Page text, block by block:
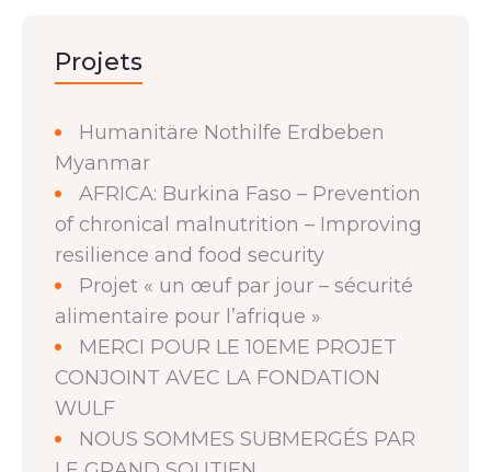
Projets
Humanitäre Nothilfe Erdbeben
Myanmar
AFRICA: Burkina Faso – Prevention
of chronical malnutrition – Improving
resilience and food security
Projet « un œuf par jour – sécurité
alimentaire pour l’afrique »
MERCI POUR LE 10EME PROJET
CONJOINT AVEC LA FONDATION
WULF
NOUS SOMMES SUBMERGÉS PAR